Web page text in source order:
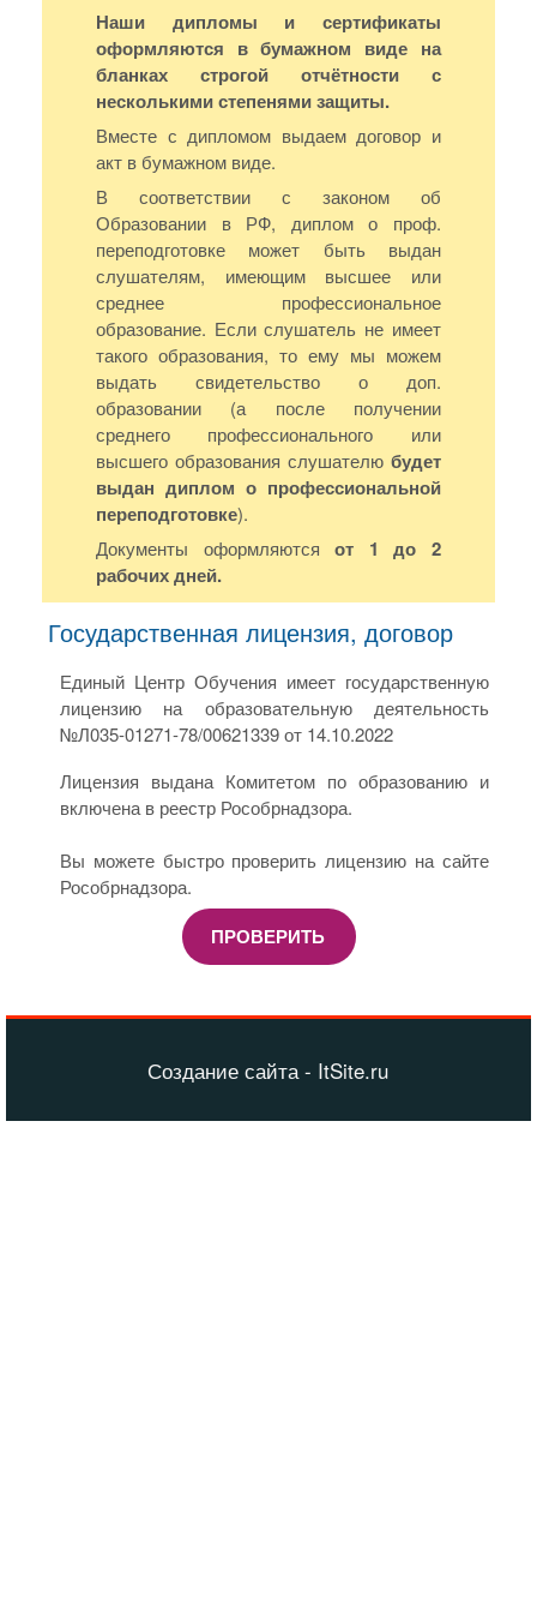
Наши дипломы и сертификаты
оформляются в бумажном виде на
бланках строгой отчётности с
несколькими степенями защиты.
Вместе с дипломом выдаем договор и
акт в бумажном виде.
В соответствии с законом об
Образовании в РФ, диплом о проф.
переподготовке может быть выдан
слушателям, имеющим высшее или
среднее профессиональное
образование. Если слушатель не имеет
такого образования, то ему мы можем
выдать свидетельство о доп.
образовании (а после получении
среднего профессионального или
высшего образования слушателю будет
выдан диплом о профессиональной
переподготовке).
Документы оформляютсяот 1 до 2
рабочих дней.
Государственная лицензия, договор
Единый Центр Обучения имеет государственную
лицензию на образовательную деятельность
№Л035-01271-78/00621339 от 14.10.2022
Лицензия выдана Комитетом по образованию и
включена в реестр Рособрнадзора.
Вы можете быстро проверить лицензию на сайте
Рособрнадзора.
ПРОВЕРИТЬ
Создание сайта - ItSite.ru